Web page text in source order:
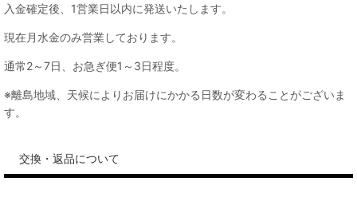
入金確定後、1営業日以内に発送いたします。
現在月水金のみ営業しております。
通常2～7日、お急ぎ便1～3日程度。
※離島地域、天候によりお届けにかかる日数が変わることがございま
す。
交換・返品について